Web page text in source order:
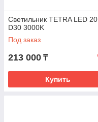
Светильник TETRA LED 20
D30 3000K
Под заказ
213 000 ₸
Купить